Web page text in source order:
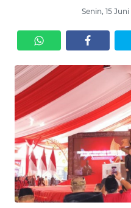
Senin, 15
EKUIN
SAINS-TEKNO
KESEHATAN
INTERNASIONAL
SERBA-SERBI